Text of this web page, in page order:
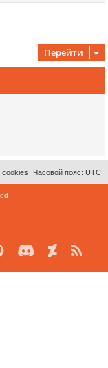
Перейти
Часовой пояс: UTC
cookies